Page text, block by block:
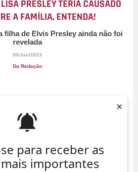
para receber as
importantes
×
PRESLEY TERIA CAUSADO
A FAMÍLIA, ENTENDA!
filha de Elvis Presley ainda não foi
revelada
30/Jan/2023
Da Redação